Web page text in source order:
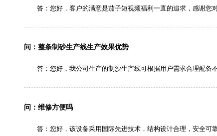
答：您好，客户的满意是茄子短视频福利一直的追求，感谢您
问：整条制砂生产线生产效果优势
答：您好，我公司生产的制沙生产线可根据用户需求合理配备
问：维修方便吗
答：您好，该设备采用国际先进技术，结构设计合理，安全